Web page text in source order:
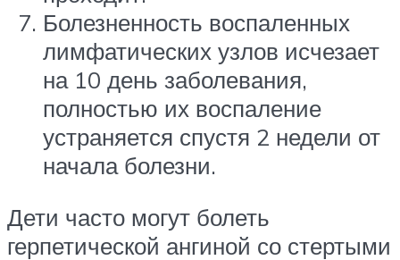
Болезненность воспаленных
лимфатических узлов исчезает
на 10 день заболевания,
полностью их воспаление
устраняется спустя 2 недели от
начала болезни.
Дети часто могут болеть
герпетической ангиной со стертыми